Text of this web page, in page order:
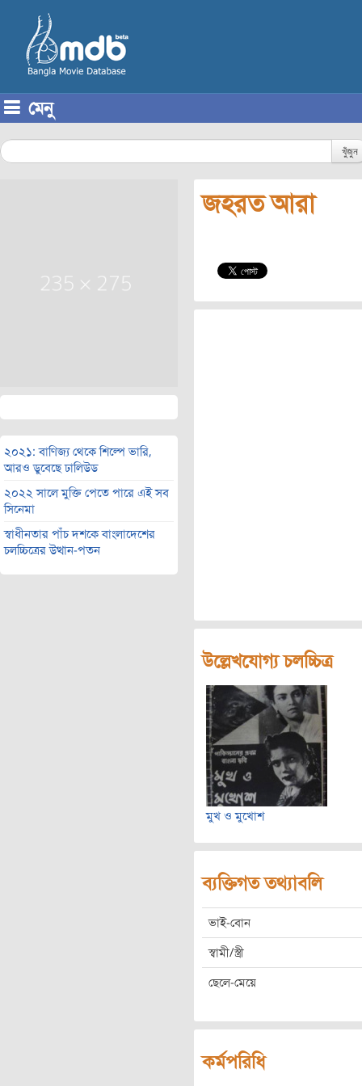
মেনু
খুঁজুন
২০২১: বাণিজ্য থেকে শিল্পে ভারি,
আরও ডুবেছে ঢালিউড
২০২২ সালে মুক্তি পেতে পারে এই সব
সিনেমা
স্বাধীনতার পাঁচ দশকে বাংলাদেশের
চলচ্চিত্রের উত্থান-পতন
জহরত আরা
উল্লেখযোগ্য চলচ্চিত্র
মুখ ও মুখোশ
ব্যক্তিগত তথ্যাবলি
ভাই-বোন
স্বামী/স্ত্রী
ছেলে-মেয়ে
কর্মপরিধি